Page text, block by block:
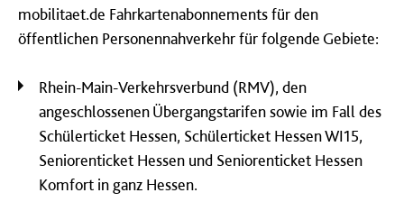
mobilitaet.de Fahrkartenabonnements für den
öffentlichen Personennahverkehr für folgende Gebiete:
Rhein-Main-Verkehrsverbund (RMV), den
angeschlossenen Übergangstarifen sowie im Fall des
Schülerticket Hessen, Schülerticket Hessen WI15,
Seniorenticket Hessen und Seniorenticket Hessen
Komfort in ganz Hessen.